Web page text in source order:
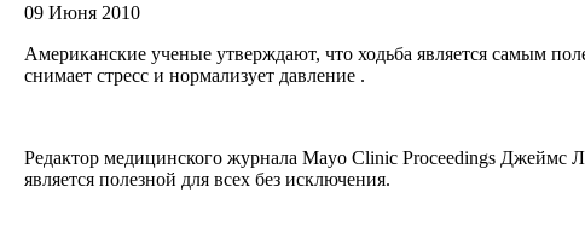
09 Июня 2010
Американские ученые утверждают, что ходьба является самым
снимает стресс и нормализует давление .
Редактор медицинского журнала Mayo Clinic Proceedings Джеймс
является полезной для всех без исключения.